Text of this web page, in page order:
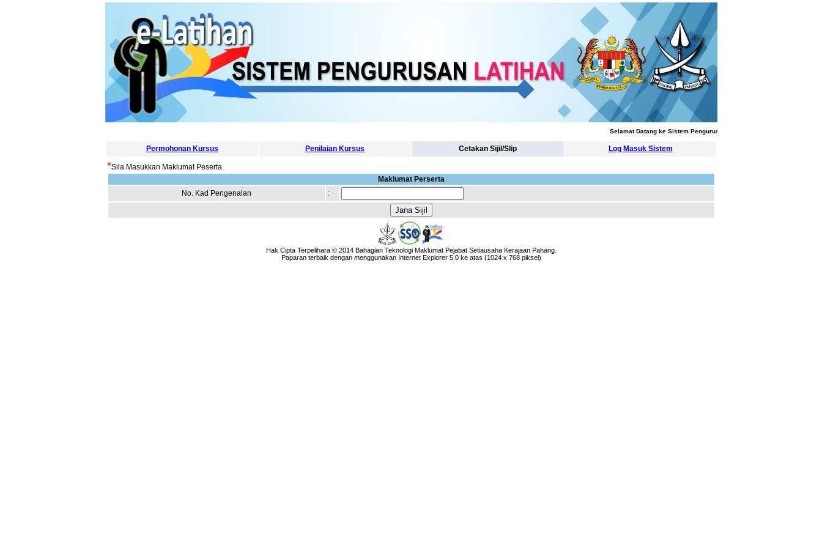
Selamat Datang ke Sistem Pengurusan Latihan
Permohonan Kursus Penilaian Kursus Cetakan Sijil/Slip Log Masuk Sistem
*Sila Masukkan Maklumat Peserta.
Maklumat Perserta
No. Kad Pengenalan
:
Hak Cipta Terpelihara © 2014 Bahagian Teknologi Maklumat Pejabat Setiausaha Kerajaan Pahang.
Paparan terbaik dengan menggunakan Internet Explorer 5.0 ke atas (1024 x 768 piksel)